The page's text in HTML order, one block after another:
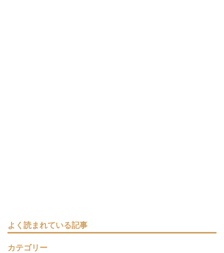
よく読まれている記事
カテゴリー